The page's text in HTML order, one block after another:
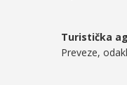
Turistička
Preveze,